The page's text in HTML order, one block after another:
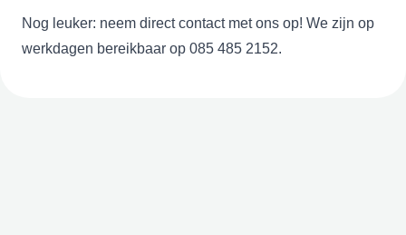
Nog leuker: neem direct contact met ons op! We zijn op
werkdagen bereikbaar op 085 485 2152.